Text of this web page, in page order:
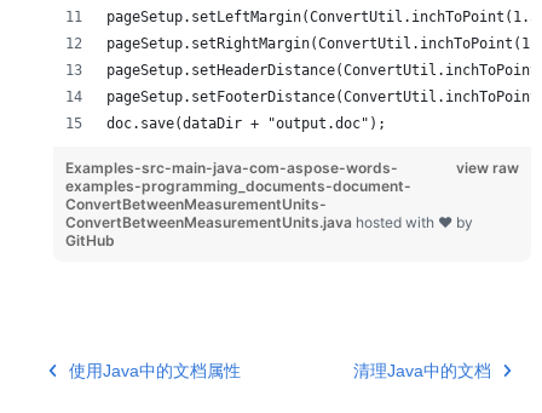
doc.save(dataDir + "output.doc");
view raw
Examples-src-main-java-com-aspose-words-
examples-programming_documents-document-
ConvertBetweenMeasurementUnits-
ConvertBetweenMeasurementUnits.java hosted with ❤ by
GitHub
使用Java中的文档属性 清理Java中的文档